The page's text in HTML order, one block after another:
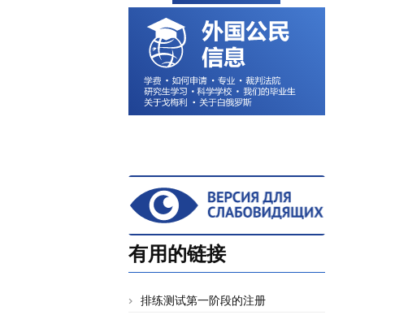
有用的链接
排练测试第一阶段的注册